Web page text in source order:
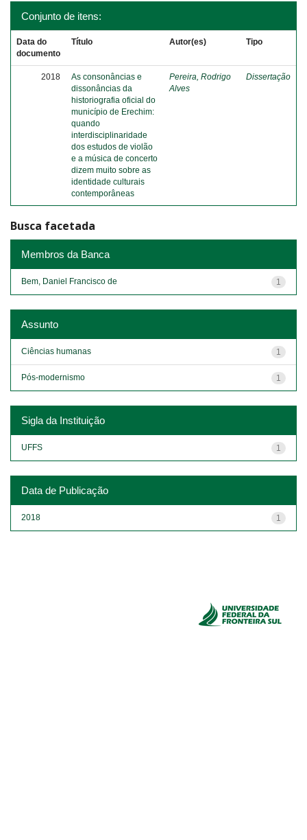
Conjunto de itens:
Data do
documento
Título Autor(es) Tipo
2018
As consonâncias e
dissonâncias da
historiografia oficial do
município de Erechim:
quando
interdisciplinaridade
dos estudos de violão
e a música de concerto
dizem muito sobre as
identidade culturais
contemporâneas
Pereira, Rodrigo
Alves
Dissertação
Busca facetada
Membros da Banca
1
Bem, Daniel Francisco de
Assunto
1
Ciências humanas
1
Pós-modernismo
Sigla da Instituição
1
UFFS
Data de Publicação
1
2018